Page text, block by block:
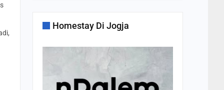
Homestay Di Jogja